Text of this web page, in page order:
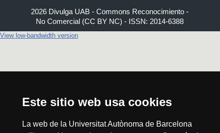
Este sitio web usa cookies
La web de la Universitat Autònoma de Barcelona
2026 Divulga UAB - Commons Reconocimiento -
No Comercial (CC BY NC) - ISSN: 2014-6388
View low-bandwidth version